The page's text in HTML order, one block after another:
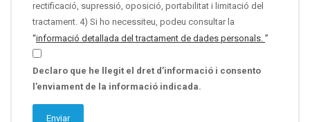
rectificació, supressió, oposició, portabilitat i limitació del
tractament. 4) Si ho necessiteu, podeu consultar la
“informació detallada del tractament de dades personals. ”
Declaro que he llegit el dret d’informació i consento
l’enviament de la informació indicada.